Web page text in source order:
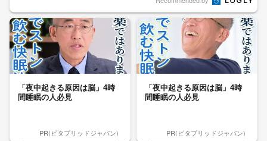
「夜中起きる原因は脳」4時
間睡眠の人必見
PR(ビタブリッドジャパン)
「夜中起きる原因は脳」4時
間睡眠の人必見
PR(ビタブリッドジャパン)